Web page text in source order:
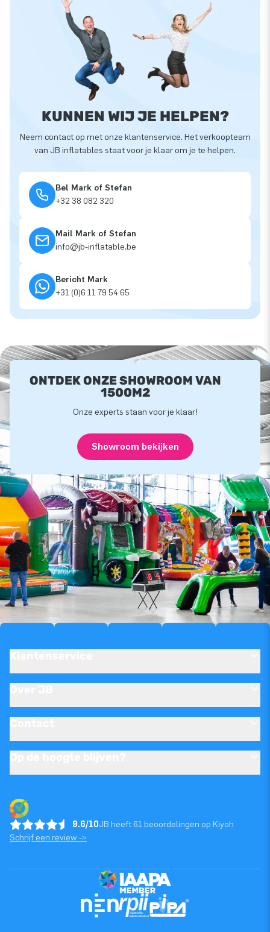
KUNNEN WIJ JE HELPEN?
Neem contact op met onze klantenservice. Het verkoopteam
van JB inflatables staat voor je klaar om je te helpen.
Bel Mark of Stefan
+32 38 082 320
Mail Mark of Stefan
info@jb-inflatable.be
Bericht Mark
+31 (0)6 11 79 54 65
ONTDEK ONZE SHOWROOM VAN
1500M2
Onze experts staan voor je klaar!
Showroom bekijken
9.6/10JB heeft 61 beoordelingen op Kiyoh
Schrijf een review ->